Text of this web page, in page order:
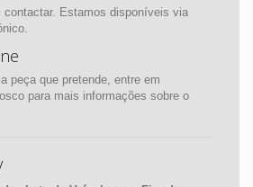
contactar. Estamos disponíveis via
peça que pretende, entre em
para mais informações sobre o